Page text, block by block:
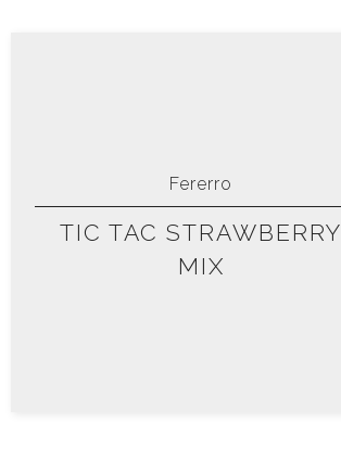
Fererro
TIC TAC STRAWBERRY
MIX